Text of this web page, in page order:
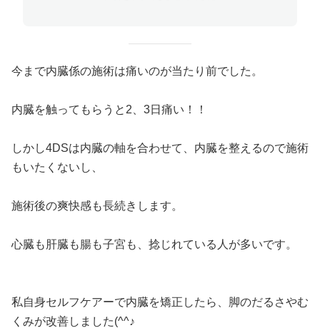
今まで内臓係の施術は痛いのが当たり前でした。
内臓を触ってもらうと2、3日痛い！！
しかし4DSは内臓の軸を合わせて、内臓を整えるので施術
もいたくないし、
施術後の爽快感も長続きします。
心臓も肝臓も腸も子宮も、捻じれている人が多いです。
私自身セルフケアーで内臓を矯正したら、脚のだるさやむ
くみが改善しました(^^♪